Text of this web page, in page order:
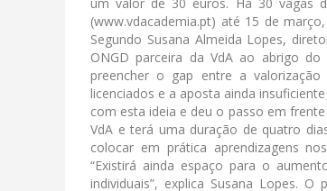
(www.vdacademia.pt) até 15 de
Segundo Susana Almeida Lopes,
ONGD parceira da VdA ao abrigo
preencher o gap entre a
licenciados e a aposta ainda
com esta ideia e deu o passo em
VdA e terá uma duração de quatro
colocar em prática aprendizagens
“Existirá ainda espaço para o
individuais”, explica Susana Lopes.